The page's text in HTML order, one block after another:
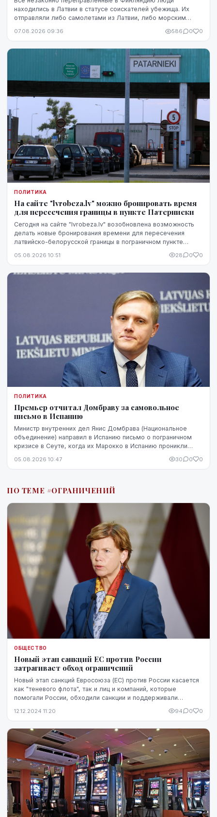
находились в Латвии в статусе соискателей убежища. Их
отправляли либо самолетами из Латвии, либо морским
07.08.2026 09:36 586 0 0
ПОЛИТИКА
На сайте "lvrobeza.lv" можно бронировать время
для пересечения границы в пункте Патерниеки
Сегодня на сайте "lvrobeza.lv" возобновлена возможность
делать новые бронирования времени для пересечения
латвийско-белорусской границы в пограничном пункте
05.08.2026 10:51 28 0 0
ПОЛИТИКА
Премьер отчитал Домбраву за самовольное
письмо в Испанию
Министр внутренних дел Янис Домбрава (Национальное
объединение) направил в Испанию письмо о пограничном
кризисе в Сеуте, когда их Марокко в Испанию проникли
чувствительно.
05.08.2026 10:47 30 0 0
ПО ТЕМЕ #ОГРАНИЧЕНИЙ
ОБЩЕСТВО
Новый этап санкций ЕС против России
затрагивает обход ограничений
Новый этап санкций Евросоюза (ЕС) против России касается
как "теневого флота", так и лиц и компаний, которые
помогали России, обходили санкции и поддерживали
12.12.2024 11:20 94 0 0